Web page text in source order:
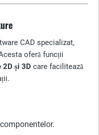
CAD specializat,
oferă funcții
2D și 3D care facilitează